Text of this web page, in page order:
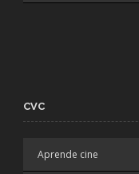
CVC
Aprende cine